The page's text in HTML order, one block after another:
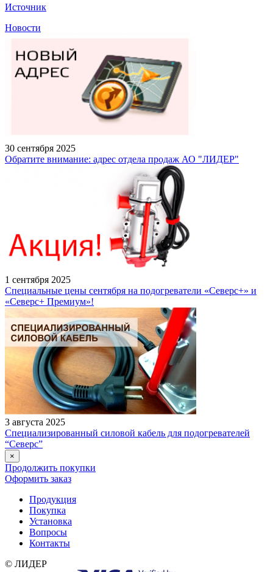
Источник
Новости
30 сентября 2025
Обратите внимание: адрес отдела продаж АО "ЛИДЕР"
1 сентября 2025
Специальные цены сентября на подогреватели «Северс+» и
«Северс+ Премиум»!
3 августа 2025
Специализированный силовой кабель для подогревателей
“Северс”
×
Продолжить покупки
Оформить заказ
Продукция
Покупка
Установка
Вопросы
Контакты
© ЛИДЕР